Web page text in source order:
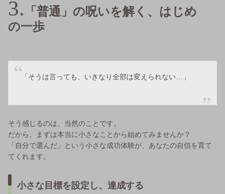
「普通」の呪いを解く、はじめ
の一歩
「そうは言っても、いきなり全部は変えられない…」
そう感じるのは、当然のことです。
だから、まずは本当に小さなことから始めてみませんか？
「自分で選んだ」という小さな成功体験が、あなたの自信を育て
てくれます。
小さな目標を設定し、達成する